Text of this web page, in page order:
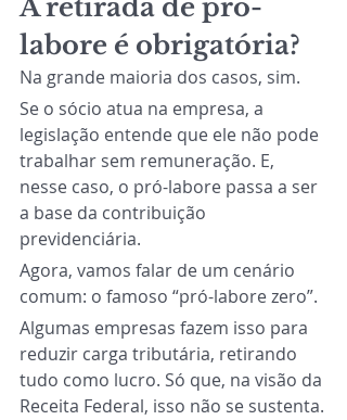
A retirada de pró-
labore é obrigatória?
Na grande maioria dos casos, sim.
Se o sócio atua na empresa, a
legislação entende que ele não pode
trabalhar sem remuneração. E,
nesse caso, o pró-labore passa a ser
a base da contribuição
previdenciária.
Agora, vamos falar de um cenário
comum: o famoso “pró-labore zero”.
Algumas empresas fazem isso para
reduzir carga tributária, retirando
tudo como lucro. Só que, na visão da
Receita Federal, isso não se sustenta.